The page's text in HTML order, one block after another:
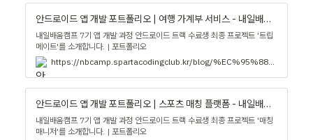
안드로이드 앱 개발 포트폴리오 | 여행 가계부 서비스 - 내일배움캠프 블로그
내일배움캠프 7기 앱 개발 과정 안드로이드 트랙 수료생 최종 프로젝트 '트립
메이트'를 소개합니다. | 포트폴리오
https://nbcamp.spartacodingclub.kr/blog/%EC%95%88%EB%93%9C%EB%A1%9C%EC%9D%B4%EB%93%9C-%EC%95%B1-%EA%B0%9C%EB%B0%9C-%ED%8F%AC%ED%8A%B8%ED%8F%B4%EB%A6%AC%EC%98%A4-%EC%97%AC%ED%96%89-%EA%B0%80%EA%B3%84%EB%B6%80-%EC%84%9C%EB%B9%84%EC%8A%A4-17107
안드로이드 앱 개발 포트폴리오 | 스포츠 매칭 플랫폼 - 내일배움캠프 블로그
내일배움캠프 7기 앱 개발 과정 안드로이드 트랙 수료생 최종 프로젝트 '매칭
매니저'를 소개합니다. | 포트폴리오